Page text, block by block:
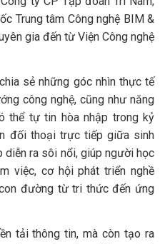
Trung tâm Công nghệ BIM &
gia đến từ Viện Công nghệ
sẻ những góc nhìn thực tế
công nghệ, cũng như năng
thể tự tin hòa nhập trong kỷ
đối thoại trực tiếp giữa sinh
diễn ra sôi nổi, giúp người học
việc, cơ hội phát triển nghề
đường từ tri thức đến ứng
tải thông tin, mà còn tạo ra